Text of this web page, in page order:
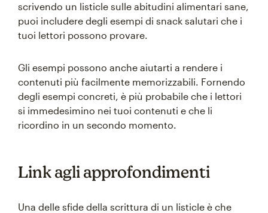
scrivendo un listicle sulle abitudini alimentari sane,
puoi includere degli esempi di snack salutari che i
tuoi lettori possono provare.
Gli esempi possono anche aiutarti a rendere i
contenuti più facilmente memorizzabili. Fornendo
degli esempi concreti, è più probabile che i lettori
si immedesimino nei tuoi contenuti e che li
ricordino in un secondo momento.
Link agli approfondimenti
Una delle sfide della scrittura di un listicle è che